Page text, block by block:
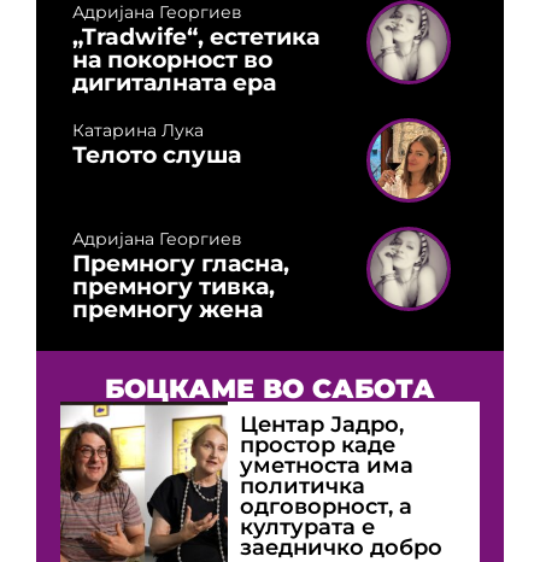
Адријана Георгиев
„Tradwife“, естетика
на покорност во
дигиталната ера
Катарина Лука
Телото слуша
Адријана Георгиев
Премногу гласна,
премногу тивка,
премногу жена
БОЦКАМЕ ВО САБОТА
Центар Јадро,
простор каде
уметноста има
политичка
одговорност, а
културата е
заедничко добро